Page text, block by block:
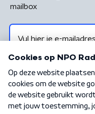
mailbox
Algemene voorwaarden